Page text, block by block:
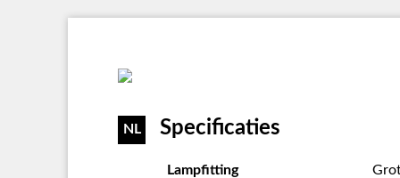
NL Specificaties
Lampfitting